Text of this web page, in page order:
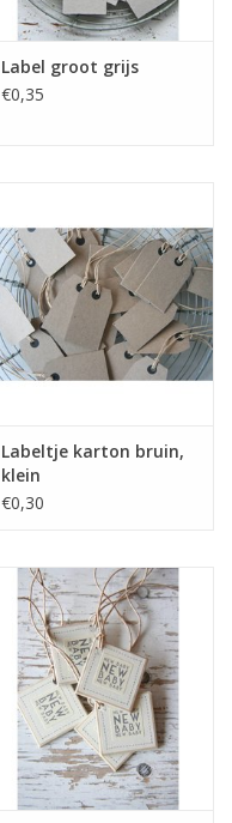
Label groot grijs
€0,35
Labeltje karton bruin,
klein
€0,30